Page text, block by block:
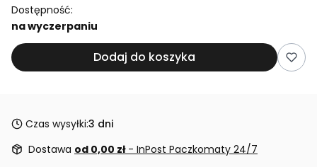
Dostępność:
na wyczerpaniu
Dodaj do koszyka
Czas wysyłki:3 dni
Dostawa od 0,00 zł - InPost Paczkomaty 24/7